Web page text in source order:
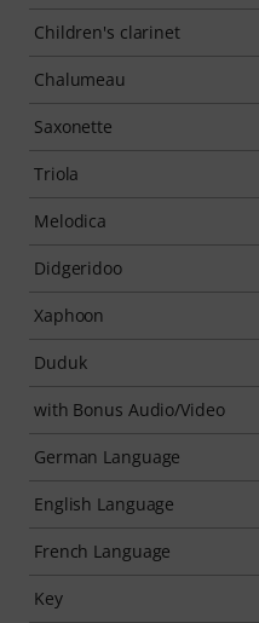
Children's clarinet
Chalumeau
Saxonette
Triola
Melodica
Didgeridoo
Xaphoon
Duduk
with Bonus Audio/Video
German Language
English Language
French Language
Key